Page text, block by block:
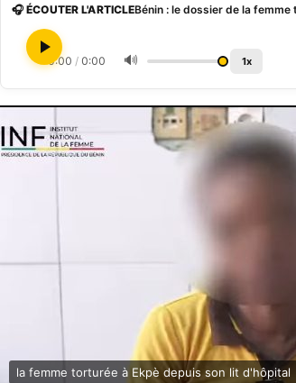
🎧 ÉCOUTER L'ARTICLEBénin : le dossier de la
0:00 / 0:00 🔊 1x
la femme torturée à Ekpè depuis son lit d'hôpital